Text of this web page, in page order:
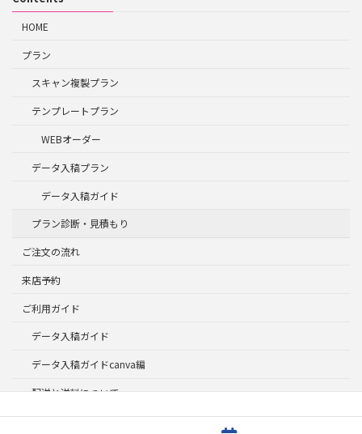
HOME
プラン
スキャン複製プラン
テンプレートプラン
WEBオーダー
データ入稿プラン
データ入稿ガイド
プラン診断・見積もり
ご注文の流れ
来店予約
ご利用ガイド
データ入稿ガイド
データ入稿ガイドcanva編
配送と送料について
会社概要